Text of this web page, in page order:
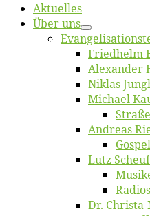
Ak­tu­el­les
Über uns
Fried­helm
Alex­an­der
Ni­klas
Mi­cha­el
An­dre­as
Lutz
Dr.